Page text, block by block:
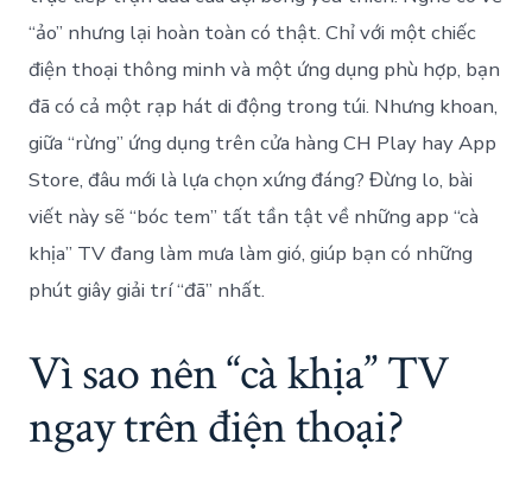
“ảo” nhưng lại hoàn toàn có thật. Chỉ với một chiếc
điện thoại thông minh và một ứng dụng phù hợp, bạn
đã có cả một rạp hát di động trong túi. Nhưng khoan,
giữa “rừng” ứng dụng trên cửa hàng CH Play hay App
Store, đâu mới là lựa chọn xứng đáng? Đừng lo, bài
viết này sẽ “bóc tem” tất tần tật về những app “cà
khịa” TV đang làm mưa làm gió, giúp bạn có những
phút giây giải trí “đã” nhất.
Vì sao nên “cà khịa” TV
ngay trên điện thoại?